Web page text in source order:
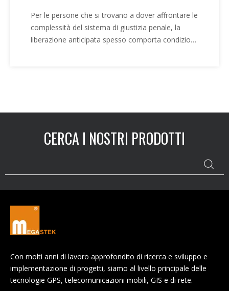
Per le persone che si trovano a dover affrontare le
complessità del sistema di giustizia penale, la
liberazione anticipata spesso comporta condizioni
CERCA I NOSTRI PRODOTTI
Con molti anni di lavoro approfondito di ricerca e sviluppo e
implementazione di progetti, siamo al livello principale delle
tecnologie GPS, telecomunicazioni mobili, GIS e di rete.